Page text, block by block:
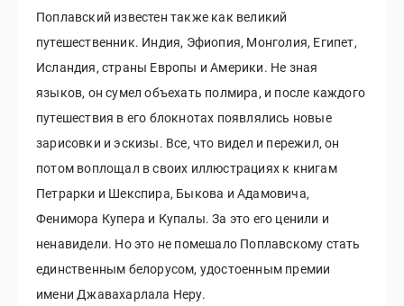
Поплавский известен также как великий
путешественник. Индия, Эфиопия, Монголия, Египет,
Исландия, страны Европы и Америки. Не зная
языков, он сумел объехать полмира, и после каждого
путешествия в его блокнотах появлялись новые
зарисовки и эскизы. Все, что видел и пережил, он
потом воплощал в своих иллюстрациях к книгам
Петрарки и Шекспира, Быкова и Адамовича,
Фенимора Купера и Купалы. За это его ценили и
ненавидели. Но это не помешало Поплавскому стать
единственным белорусом, удостоенным премии
имени Джавахарлала Неру.